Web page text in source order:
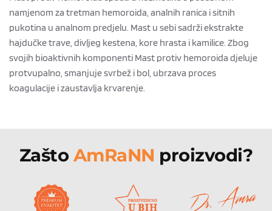
namjenom za tretman hemoroida, analnih ranica i sitnih
pukotina u analnom predjelu. Mast u sebi sadrži ekstrakte
hajdučke trave, divljeg kestena, kore hrasta i kamilice. Zbog
svojih bioaktivnih komponenti Mast protiv hemoroida djeluje
protvupalno, smanjuje svrbež i bol, ubrzava proces
koagulacije i zaustavlja krvarenje.
Zašto AmRaNN proizvodi?